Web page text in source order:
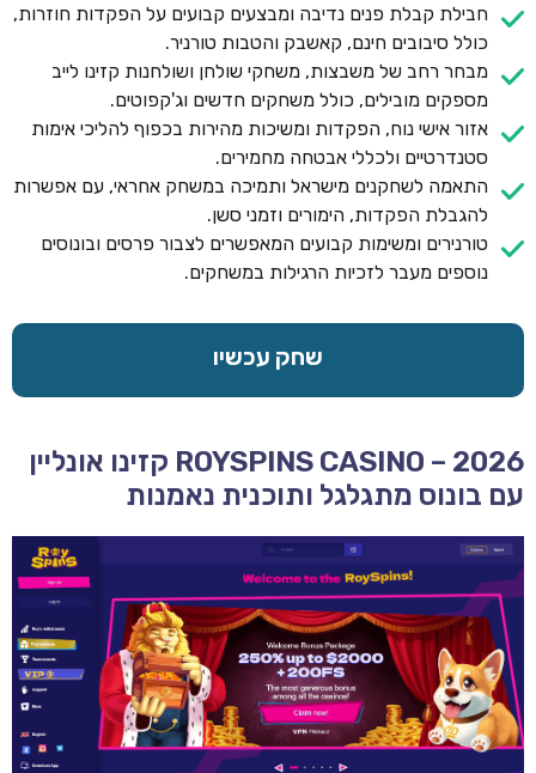
חבילת קבלת פנים נדיבה ומבצעים קבועים על הפקדות חוזרות,
כולל סיבובים חינם, קאשבק והטבות טורניר.
מבחר רחב של משבצות, משחקי שולחן ושולחנות קזינו לייב
מספקים מובילים, כולל משחקים חדשים וג'קפוטים.
אזור אישי נוח, הפקדות ומשיכות מהירות בכפוף להליכי אימות
סטנדרטיים ולכללי אבטחה מחמירים.
התאמה לשחקנים מישראל ותמיכה במשחק אחראי, עם אפשרות
להגבלת הפקדות, הימורים וזמני סשן.
טורנירים ומשימות קבועים המאפשרים לצבור פרסים ובונוסים
נוספים מעבר לזכיות הרגילות במשחקים.
שחק עכשיו
ROYSPINS CASINO – 2026 קזינו אונליין
עם בונוס מתגלגל ותוכנית נאמנות